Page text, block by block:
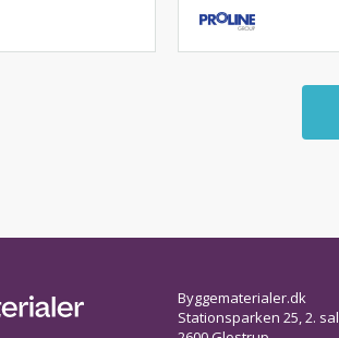
Byggematerialer.dk
Stationsparken 25, 2. sal